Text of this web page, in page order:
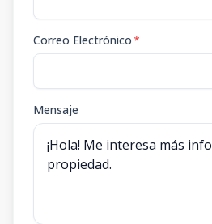
Correo Electrónico*
Mensaje